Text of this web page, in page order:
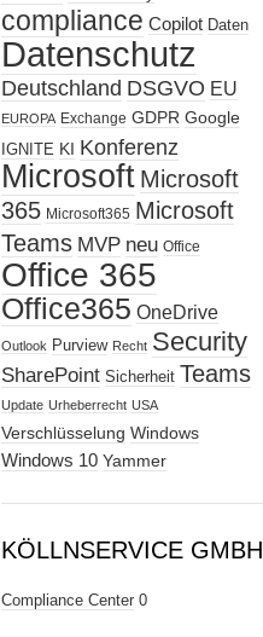
compliance Copilot Daten
Datenschutz
Deutschland DSGVO EU
EUROPA Exchange GDPR Google
IGNITE KI Konferenz
Microsoft Microsoft
365 Microsoft365 Microsoft
Teams MVP neu Office
Office 365
Office365 OneDrive
Outlook Purview Recht Security
SharePoint Sicherheit Teams
Update Urheberrecht USA
Verschlüsselung Windows
Windows 10 Yammer
KÖLLNSERVICE GMBH
Compliance Center 0